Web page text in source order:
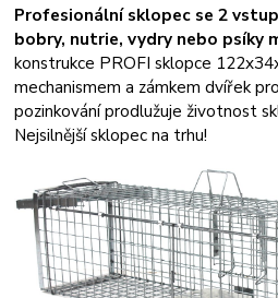
Profesionální sklopec se 2
bobry, nutrie, vydry nebo psíky
konstrukce PROFI sklopce
mechanismem a zámkem dvířek
pozinkování prodlužuje životnost
Nejsilnější sklopec na trhu!